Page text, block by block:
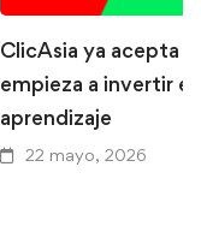
ClicAsia ya acepta
empieza a invertir
aprendizaje
22 mayo, 2026